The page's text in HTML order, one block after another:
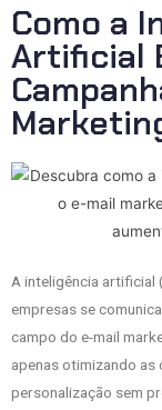
Como a
Artificial
A inteligência artificial
empresas se
campo do e-mail
apenas otimizando as
personalização sem